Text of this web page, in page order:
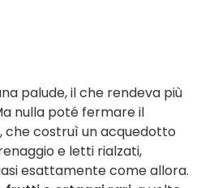
palude, il che rendeva più
nulla poté fermare il
costruì un acquedotto
e letti rialzati,
esattamente come allora.